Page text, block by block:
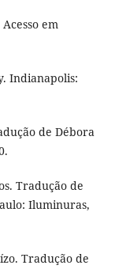
em
Indianapolis:
de Débora
Tradução de
Iluminuras,
Tradução de